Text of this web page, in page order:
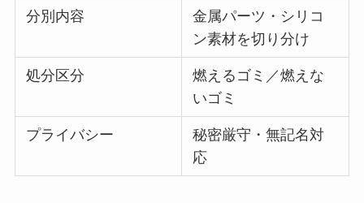
分別内容
金属パーツ・シリコ
ン素材を切り分け
処分区分
燃えるゴミ／燃えな
いゴミ
プライバシー
秘密厳守・無記名対
応